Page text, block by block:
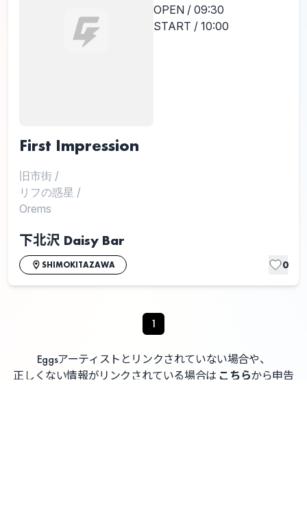
OPEN / 09:30
START / 10:00
First Impression
旧市街 /
リフの惑星 /
Orems
下北沢 Daisy Bar
SHIMOKITAZAWA 0
1
Eggsアーティストとリンクされていない場合や、
正しくない情報がリンクされている場合は こちらから申告